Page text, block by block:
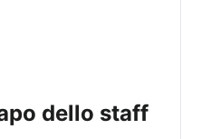
dello staff